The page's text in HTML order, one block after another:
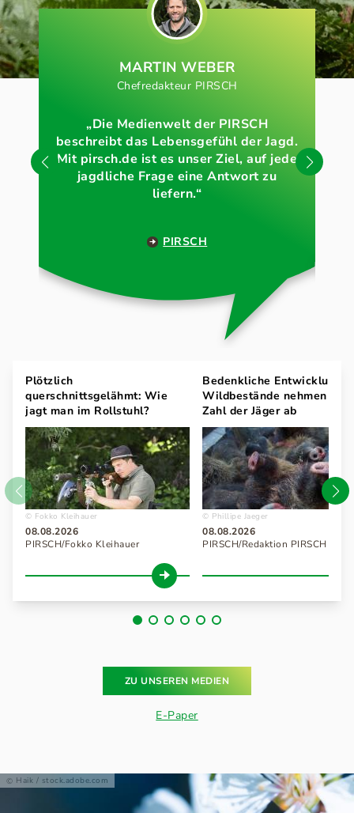
MARTIN WEBER
Chefredakteur PIRSCH
„Die Medienwelt der PIRSCH
beschreibt das Lebensgefühl der Jagd.
Mit pirsch.de ist es unser Ziel, auf jede
jagdliche Frage eine Antwort zu
liefern.“
PIRSCH
Plötzlich
querschnittsgelähmt: Wie
jagt man im Rollstuhl?
Fokko Kleihauer
08.08.2026
PIRSCH/Fokko Kleihauer
Bedenkliche Entwicklung:
Wildbestände nehmen zu,
Zahl der Jäger ab
Phillipe Jaeger
08.08.2026
PIRSCH/Redaktion PIRSCH
ZU UNSEREN MEDIEN
E-Paper
Haik / stock.adobe.com